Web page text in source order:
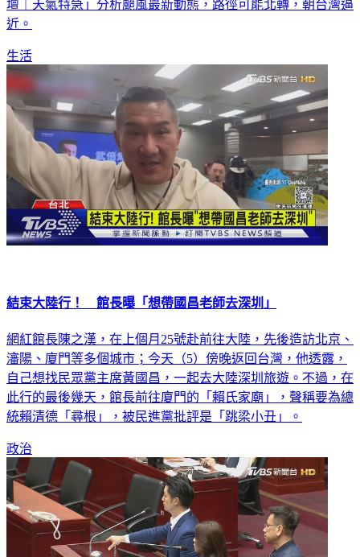
壇｜天氣特急」分析颱風最新動態，路徑可能北轉，朝台灣逼
近。
生活
結束大陸行！ 館長曝「想帶國昌老師去深圳」
網紅館長陳之漢，在上個月25號赴前往大陸，先後造訪北京、
瀋陽、廈門等多個城市；今天（5）傍晚返回台灣，他透露，
自己想找民眾黨主席黃國昌，一起去大陸深圳旅遊。不過，在
此行的最後幾天，館長前往廈門的「賴氏家廟」，聲稱要為總
統賴清德「尋根」，被民進黨批評是「跳梁小丑」。
政治